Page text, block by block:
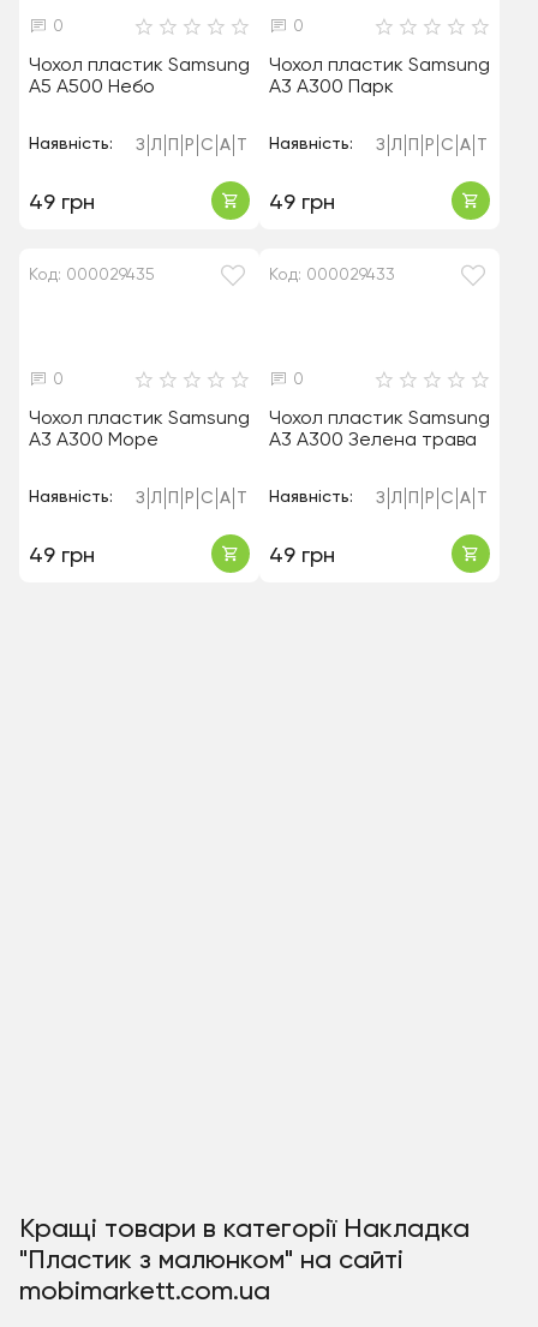
0
Чохол пластик Samsung
A5 A500 Небо
Наявність: З Л Р С А
49 грн
0
Чохол пластик Samsung
A3 A300 Парк
Наявність: З Л Р С А
49 грн
Код: 000029435
0
Чохол пластик Samsung
A3 A300 Море
Наявність: З Л Р С А
49 грн
Код: 000029433
0
Чохол пластик Samsung
A3 A300 Зелена трава
Наявність: З Л Р С А
49 грн
Кращі товари в категорії Накладка
"Пластик з малюнком" на сайті
mobimarkett.com.ua